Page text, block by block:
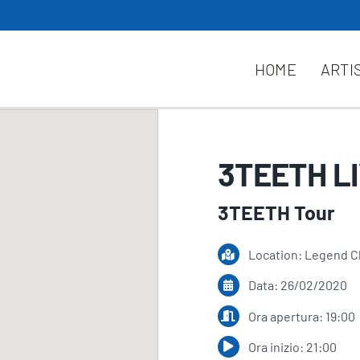
HOME
3TEETH
3TEETH Tour
Location: Legend
Data: 26/02/2020
Ora apertura: 19:00
Ora inizio: 21:00